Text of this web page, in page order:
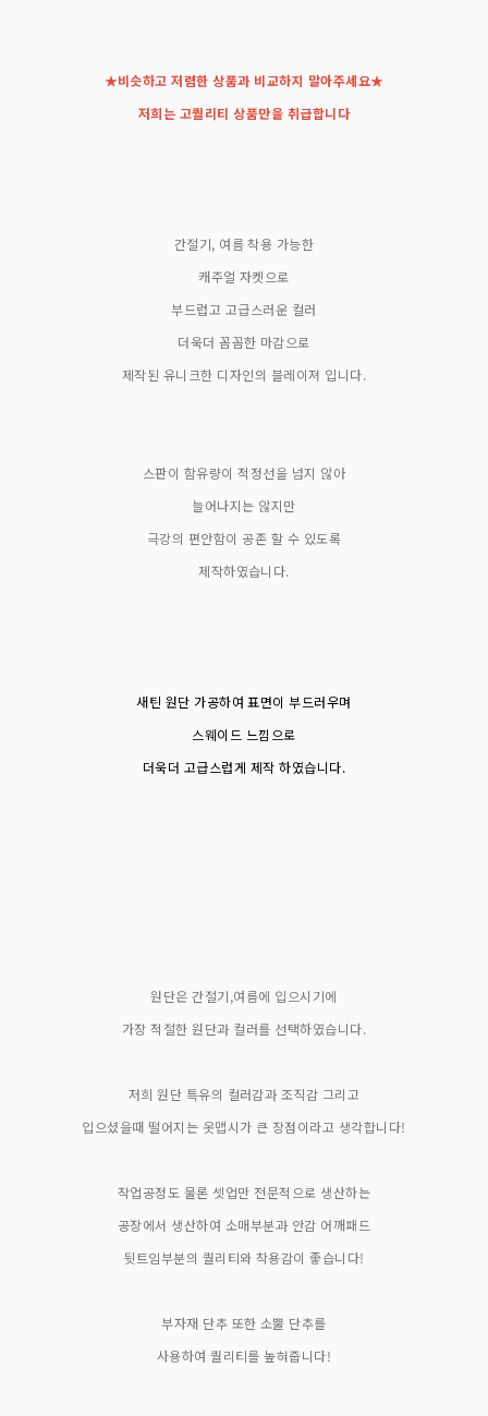
★비슷하고 저렴한 상품과 비교하지 말아주세요★
저희는 고퀄리티 상품만을 취급합니다
간절기, 여름 착용 가능한
캐주얼 자켓으로
부드럽고 고급스러운 컬러
더욱더 꼼꼼한 마감으로
제작된 유니크한 디자인의 블레이져 입니다.
스판이 함유량이 적정선을 넘지 않아
늘어나지는 않지만
극강의 편안함이 공존 할 수 있도록
제작하였습니다.
새틴 원단 가공하여 표면이 부드러우며
스웨이드 느낌으로
더욱더 고급스럽게 제작 하였습니다.
원단은 간절기,여름에 입으시기에
가장 적절한 원단과 컬러를 선택하였습니다.
저희 원단 특유의 컬러감과 조직감 그리고
입으셨을때 떨어지는 옷맵시가 큰 장점이라고 생각합니다!
작업공정도 물론 셋업만 전문적으로 생산하는
공장에서 생산하여 소매부분과 안감 어깨패드
뒷트임부분의 퀄리티와 착용감이 좋습니다!
부자재 단추 또한 소뿔 단추를
사용하여 퀄리티를 높혀줍니다!